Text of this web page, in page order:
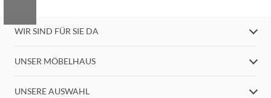
WIR SIND FÜR SIE DA
UNSER MÖBELHAUS
UNSERE AUSWAHL